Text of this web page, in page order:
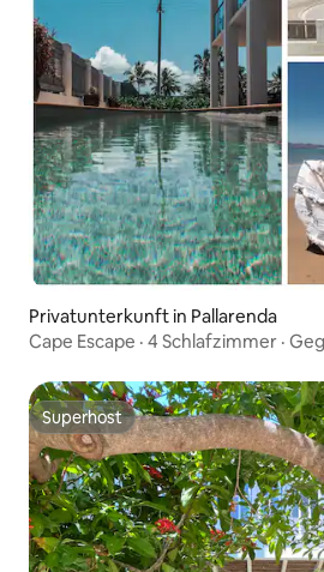
Privatunterkunft in Pallarenda
Cape Escape · 4 Schlafzimmer ·
Superhost
Superhost